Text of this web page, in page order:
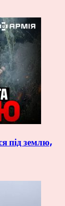
під землю,